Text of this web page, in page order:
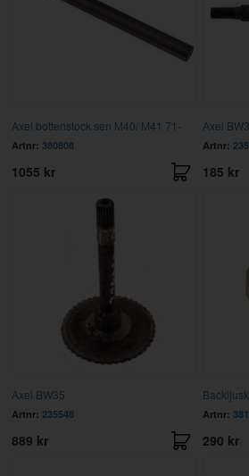
Axel bottenstock sen M40/ M41 71-
Artnr: 380808
1055 kr
Axel
Artnr:
185 kr
Axel BW35
Artnr: 235548
889 kr
Artnr:
290 kr